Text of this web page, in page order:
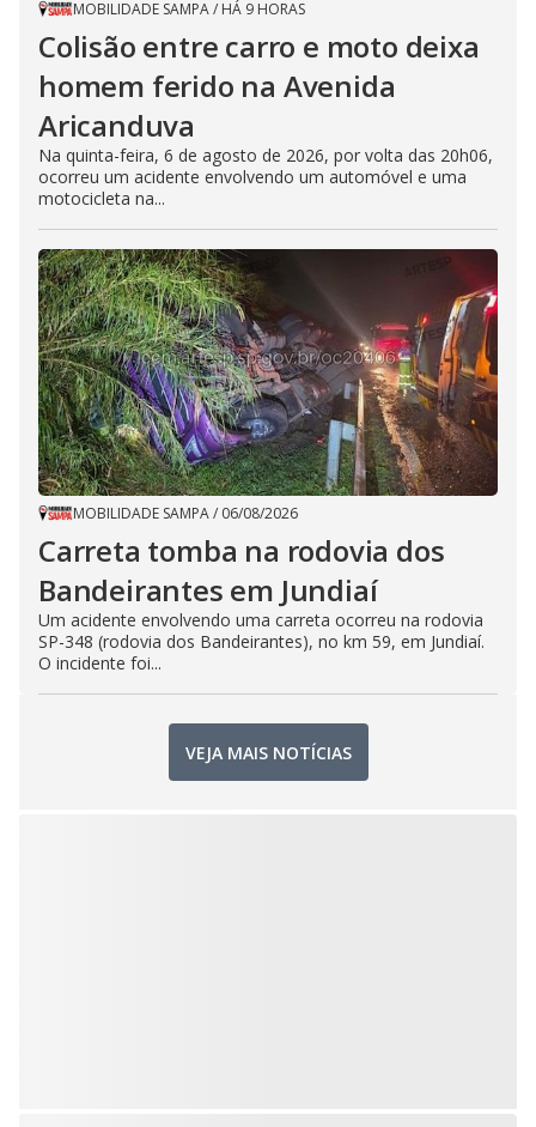
MOBILIDADE SAMPA/ HÁ 9 HORAS
Colisão entre carro e moto deixa
homem ferido na Avenida
Aricanduva
Na quinta-feira, 6 de agosto de 2026, por volta das 20h06,
ocorreu um acidente envolvendo um automóvel e uma
motocicleta na...
MOBILIDADE SAMPA/ 06/08/2026
Carreta tomba na rodovia dos
Bandeirantes em Jundiaí
Um acidente envolvendo uma carreta ocorreu na rodovia
SP-348 (rodovia dos Bandeirantes), no km 59, em Jundiaí.
O incidente foi...
VEJA MAIS NOTÍCIAS